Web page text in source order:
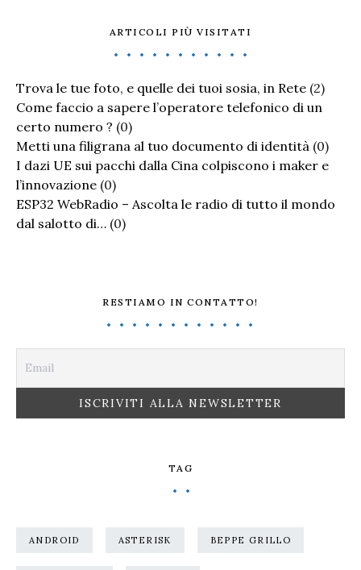
ARTICOLI PIÙ VISITATI
Trova le tue foto, e quelle dei tuoi sosia, in Rete (2)
Come faccio a sapere l’operatore telefonico di un
certo numero ? (0)
Metti una filigrana al tuo documento di identità (0)
I dazi UE sui pacchi dalla Cina colpiscono i maker e
l’innovazione (0)
ESP32 WebRadio – Ascolta le radio di tutto il mondo
dal salotto di… (0)
RESTIAMO IN CONTATTO!
TAG
ANDROID ASTERISK BEPPE GRILLO